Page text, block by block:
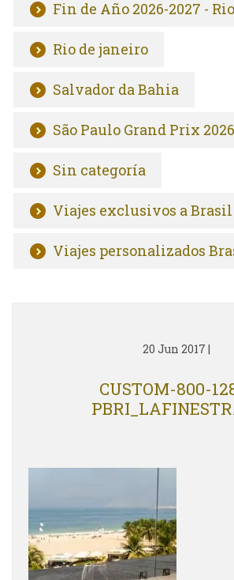
Fin de Año 2026-2027 -
Rio de janeiro
Salvador da Bahia
São Paulo Grand Prix 2026
Sin categoría
Viajes exclusivos a Brasil
Viajes personalizados
20 Jun 2017 |
CUSTOM-800-